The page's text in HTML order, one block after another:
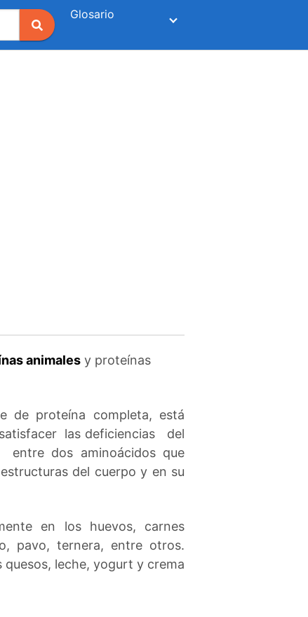
Glosario
animales y proteínas
de proteína completa, está
las deficiencias del
entre dos aminoácidos que
del cuerpo y en su
en los huevos, carnes
pavo, ternera, entre otros.
leche, yogurt y crema